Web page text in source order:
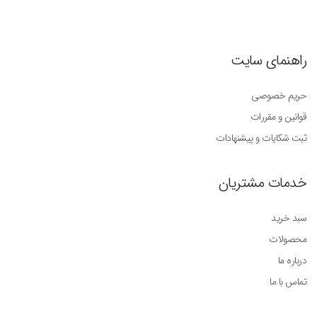
راهنمای سایت
حریم خصوصی
قوانین و مقررات
ثبت شکایات و پیشنهادات
خدمات مشتریان
سبد خرید
محصولات
درباره ما
تماس با ما